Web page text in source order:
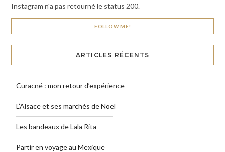
Instagram n'a pas retourné le status 200.
FOLLOW ME!
ARTICLES RÉCENTS
Curacné : mon retour d’expérience
L’Alsace et ses marchés de Noël
Les bandeaux de Lala Rita
Partir en voyage au Mexique